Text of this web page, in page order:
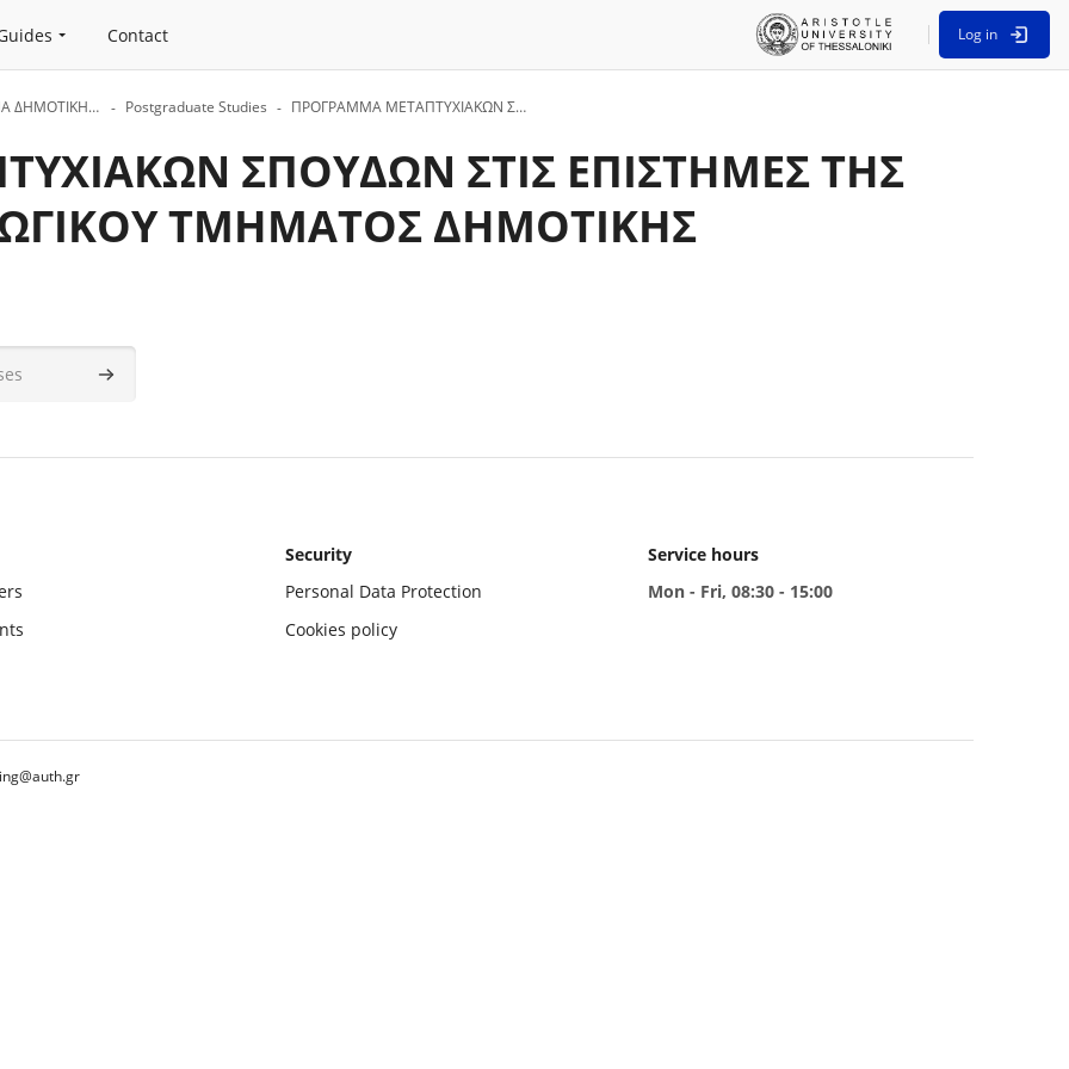
Contact Log in
ΠΑΙΔΑΓΩΓΙΚΟ ΤΜΗΜΑ ΔΗΜΟΤΙΚΗΣ ΕΚΠΑΙΔΕΥΣΗΣ Postgraduate Studies ΠΡΟΓΡΑΜΜΑ ΜΕΤΑΠΤΥΧΙΑΚΩΝ ΣΠΟΥΔΩΝ ΣΤΙΣ ΕΠΙΣΤΗΜΕΣ ΤΗΣ ΑΓΩΓΗΣ ΤΟΥ ΠΑΙΔΑΓΩΓΙΚΟΥ ΤΜΗΜΑΤΟΣ ΔΗΜΟΤΙΚΗΣ ΕΚΠΑΙΔΕΥΣΗΣ
ΣΠΟΥΔΩΝ ΣΤΙΣ ΕΠΙΣΤΗΜΕΣ ΤΗΣ
ΤΜΗΜΑΤΟΣ ΔΗΜΟΤΙΚΗΣ
Search courses
Security
Personal Data Protection
Cookies policy
Service hours
Mon - Fri, 08:30 - 15:00